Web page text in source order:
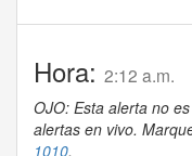
Hora: 2:12 a.m.
OJO: Esta alerta no
alertas en vivo.
1010.